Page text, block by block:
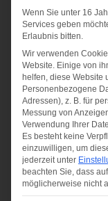
GRÖSSE
MAXIMALER
Wenn Sie unter 16
Services geben
Erlaubnis bitten.
Wir verwenden
Website. Einige von
helfen, diese Website
Personenbezogene
Adressen), z. B. für
Messung von
Verwendung Ihrer
Es besteht keine
einzuwilligen, um
jederzeit unter
beachten Sie, dass
möglicherweise nicht